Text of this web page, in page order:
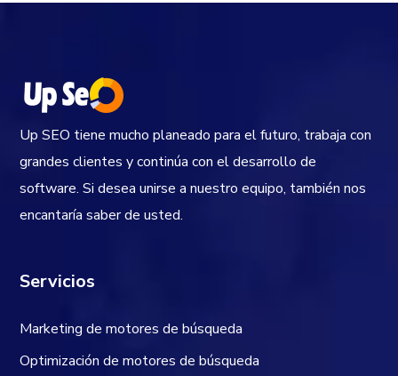
Up SEO tiene mucho planeado para el futuro, trabaja con
grandes clientes y continúa con el desarrollo de
software. Si desea unirse a nuestro equipo, también nos
encantaría saber de usted.
Servicios
Marketing de motores de búsqueda
Optimización de motores de búsqueda